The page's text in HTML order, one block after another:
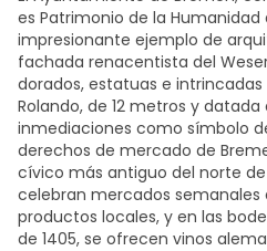
es Patrimonio de la Humanidad
impresionante ejemplo de
fachada renacentista del
dorados, estatuas e
Rolando, de 12 metros y datada
inmediaciones como símbolo
derechos de mercado de
cívico más antiguo del norte de
celebran mercados semanales
productos locales, y en las
de 1405, se ofrecen vinos